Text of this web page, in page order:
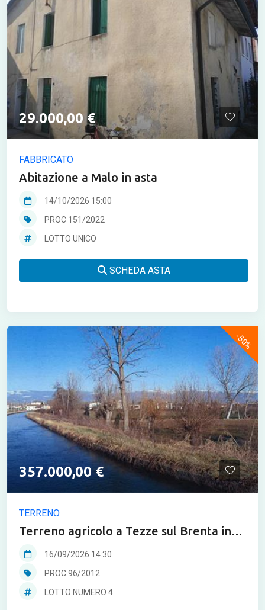
29.000,00 €
FABBRICATO
Abitazione a Malo in asta
14/10/2026 15:00
PROC 151/2022
LOTTO UNICO
SCHEDA ASTA
-50%
357.000,00 €
TERRENO
Terreno agricolo a Tezze sul Brenta in
asta
16/09/2026 14:30
PROC 96/2012
LOTTO NUMERO 4